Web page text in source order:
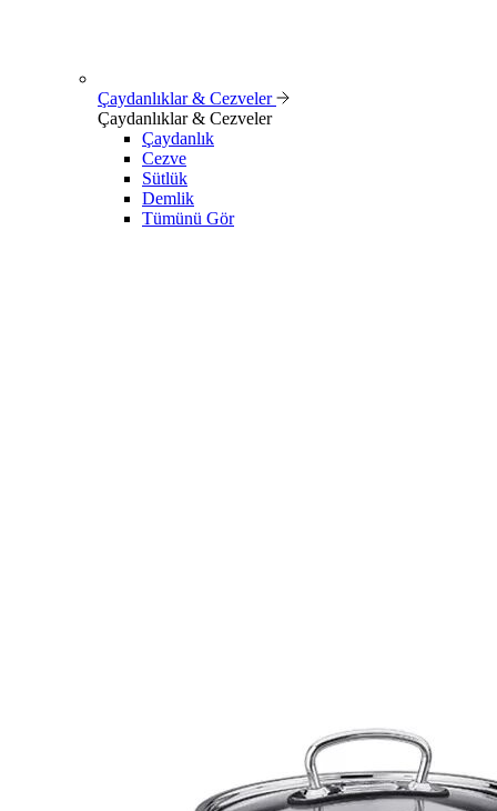
Çaydanlıklar & Cezveler
Çaydanlıklar & Cezveler
Çaydanlık
Cezve
Sütlük
Demlik
Tümünü Gör